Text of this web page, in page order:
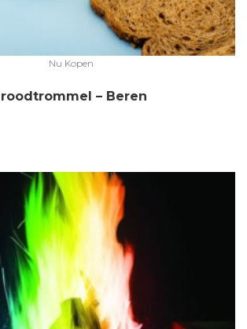
Nu Kopen
– Beren